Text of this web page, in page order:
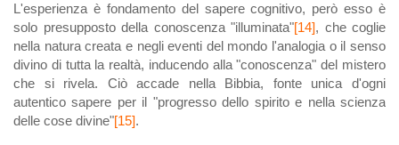
L'esperienza è fondamento del sapere cognitivo, però esso è
solo presupposto della conoscenza "illuminata"[14], che coglie
nella natura creata e negli eventi del mondo l'analogia o il senso
divino di tutta la realtà, inducendo alla "conoscenza" del mistero
che si rivela. Ciò accade nella Bibbia, fonte unica d'ogni
autentico sapere per il "progresso dello spirito e nella scienza
delle cose divine"[15].